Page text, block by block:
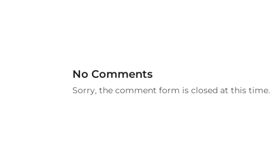
No Comments
Sorry, the comment form is closed at this time.